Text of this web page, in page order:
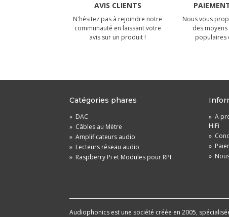
AVIS CLIENTS
N'hésitez pas à rejoindre notre
communauté en laissant votre
avis sur un produit !
Nous vous
des
populaires
Catégories phares
» DAC
» Câbles au Mètre
» Amplificateurs audio
» Lecteurs réseau audio
» Raspberry Pi et Modules pour RPI
» A
HiFi
»
»
»
Audiophonics est une société créée en 2005,